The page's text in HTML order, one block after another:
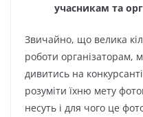
учасникам та
Звичайно, що велика
роботи організаторам,
дивитись на
розуміти їхню мету
несуть і для чого це